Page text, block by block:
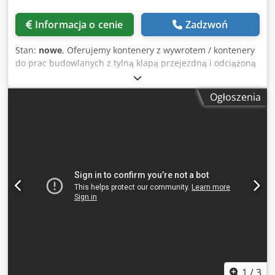
Informacja o cenie Zadzwoń
Stan: nowe, Oferujemy kontenery z wywrotem / kontenery
do prac budowlanych z tylną klapą przejezdną i odciążoną
sprężynami, hydrauliczną klapą Sörling, hydrauliczną
francuską klapą, wykonane w konstrukcji bez wzmocnień,
na zamówienie. Dostawa w całej Europie! Nadają się do
Hardox! My używamy wyłącznie „oryginalnego” HARDOX®
od producenta SSAB! Na naszych kontenerach znajduje się
naklejka z kodem QR. Możecie Państwo sprawdzić
4,5 - 7,0 m x 2,35 x 0,8 m 4,5 - 7,0 m x 2,35 x 0,95 m 4,5 -
Ogłoszenia